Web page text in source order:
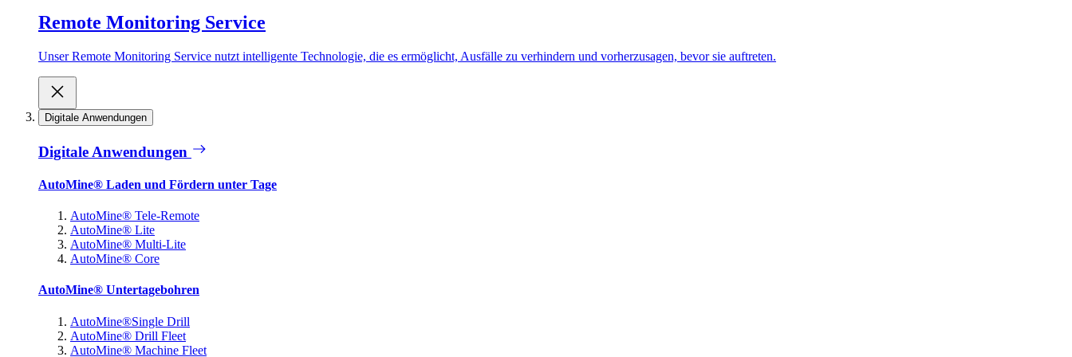
Remote Monitoring Service
Unser Remote Monitoring Service nutzt intelligente Technologie, die es ermöglicht, Ausfälle zu verhindern und vorherzusagen, bevor sie auftreten.
Digitale Anwendungen
Digitale Anwendungen
AutoMine® Laden und Fördern unter Tage
AutoMine® Tele-Remote
AutoMine® Lite
AutoMine® Multi-Lite
AutoMine® Core
AutoMine® Untertagebohren
AutoMine®Single Drill
AutoMine® Drill Fleet
AutoMine® Machine Fleet